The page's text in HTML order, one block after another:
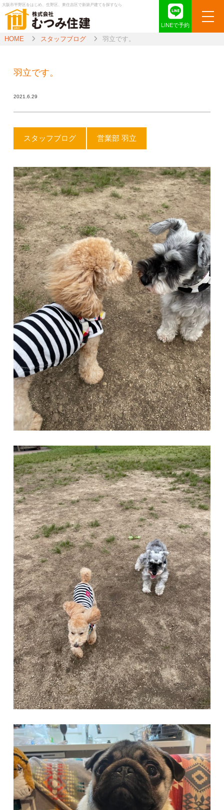
大阪市平野区をはじめ、生野区、東住吉区で新築戸建てを探すなら
LINEで予約
HOME スタッフブログ 羽立です。
羽立です。
2021.6.29
スタッフブログ 営業部 羽立